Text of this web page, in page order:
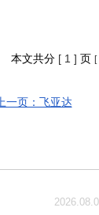
本文共分 [ 1 ] 页
上一页：飞亚达